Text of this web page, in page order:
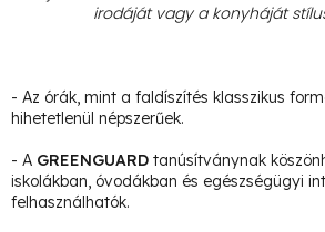
irodáját vagy a konyháját
- Az órák, mint a faldíszítés klasszikus
hihetetlenül népszerűek.
- A GREENGUARD tanúsítványnak
iskolákban, óvodákban és egészségügyi
felhasználhatók.